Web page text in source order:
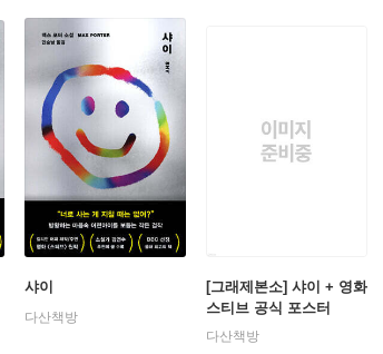
샤이
다산책방
[그래제본소] 샤이 + 영화
스티브 공식 포스터
다산책방